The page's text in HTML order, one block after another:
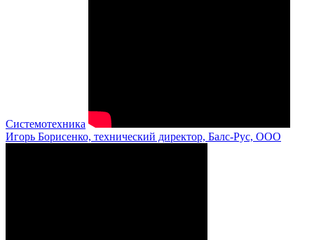
Системотехника
Игорь Борисенко, технический директор, Балс-Рус, ООО